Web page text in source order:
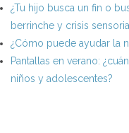
¿Tu hijo busca un fin o
berrinche y crisis sensorial
¿Cómo puede ayudar la
Pantallas en verano:
niños y adolescentes?